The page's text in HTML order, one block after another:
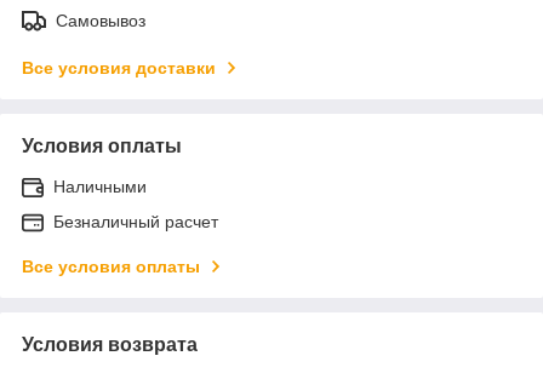
Самовывоз
Все условия доставки
Условия оплаты
Наличными
Безналичный расчет
Все условия оплаты
Условия возврата